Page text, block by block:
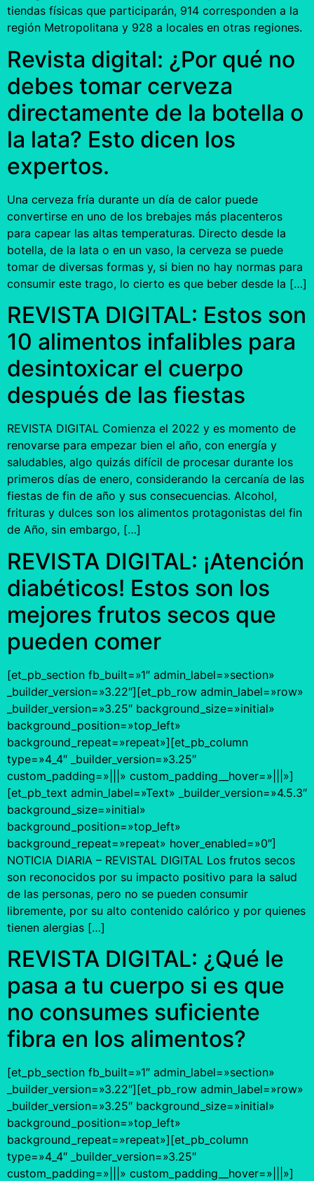
tiendas físicas que participarán, 914 corresponden a la
región Metropolitana y 928 a locales en otras regiones.
Revista digital: ¿Por qué no
debes tomar cerveza
directamente de la botella o
la lata? Esto dicen los
expertos.
Una cerveza fría durante un día de calor puede
convertirse en uno de los brebajes más placenteros
para capear las altas temperaturas. Directo desde la
botella, de la lata o en un vaso, la cerveza se puede
tomar de diversas formas y, si bien no hay normas para
consumir este trago, lo cierto es que beber desde la […]
REVISTA DIGITAL: Estos son
10 alimentos infalibles para
desintoxicar el cuerpo
después de las fiestas
REVISTA DIGITAL Comienza el 2022 y es momento de
renovarse para empezar bien el año, con energía y
saludables, algo quizás difícil de procesar durante los
primeros días de enero, considerando la cercanía de las
fiestas de fin de año y sus consecuencias. Alcohol,
frituras y dulces son los alimentos protagonistas del fin
de Año, sin embargo, […]
REVISTA DIGITAL: ¡Atención
diabéticos! Estos son los
mejores frutos secos que
pueden comer
[et_pb_section fb_built=»1″ admin_label=»section»
_builder_version=»3.22″][et_pb_row admin_label=»row»
_builder_version=»3.25″ background_size=»initial»
background_position=»top_left»
background_repeat=»repeat»][et_pb_column
type=»4_4″ _builder_version=»3.25″
custom_padding=»|||» custom_padding__hover=»|||»]
[et_pb_text admin_label=»Text» _builder_version=»4.5.3″
background_size=»initial»
background_position=»top_left»
background_repeat=»repeat» hover_enabled=»0″]
NOTICIA DIARIA – REVISTAL DIGITAL Los frutos secos
son reconocidos por su impacto positivo para la salud
de las personas, pero no se pueden consumir
libremente, por su alto contenido calórico y por quienes
tienen alergias […]
REVISTA DIGITAL: ¿Qué le
pasa a tu cuerpo si es que
no consumes suficiente
fibra en los alimentos?
[et_pb_section fb_built=»1″ admin_label=»section»
_builder_version=»3.22″][et_pb_row admin_label=»row»
_builder_version=»3.25″ background_size=»initial»
background_position=»top_left»
background_repeat=»repeat»][et_pb_column
type=»4_4″ _builder_version=»3.25″
custom_padding=»|||» custom_padding__hover=»|||»]